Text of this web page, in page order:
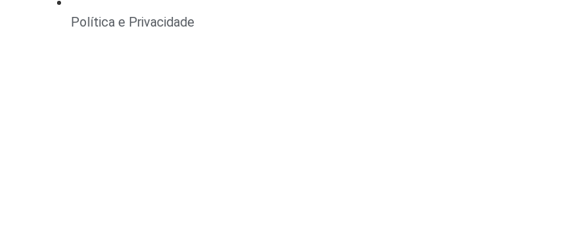
Política e Privacidade